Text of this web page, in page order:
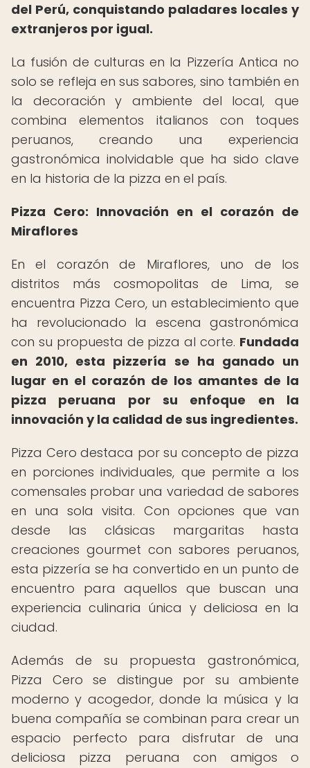
del Perú, conquistando paladares locales y
extranjeros por igual.
La fusión de culturas en la Pizzería Antica no
solo se refleja en sus sabores, sino también en
la decoración y ambiente del local, que
combina elementos italianos con toques
peruanos, creando una experiencia
gastronómica inolvidable que ha sido clave
en la historia de la pizza en el país.
Pizza Cero: Innovación en el corazón de
Miraflores
En el corazón de Miraflores, uno de los
distritos más cosmopolitas de Lima, se
encuentra Pizza Cero, un establecimiento que
ha revolucionado la escena gastronómica
con su propuesta de pizza al corte. Fundada
en 2010, esta pizzería se ha ganado un
lugar en el corazón de los amantes de la
pizza peruana por su enfoque en la
innovación y la calidad de sus ingredientes.
Pizza Cero destaca por su concepto de pizza
en porciones individuales, que permite a los
comensales probar una variedad de sabores
en una sola visita. Con opciones que van
desde las clásicas margaritas hasta
creaciones gourmet con sabores peruanos,
esta pizzería se ha convertido en un punto de
encuentro para aquellos que buscan una
experiencia culinaria única y deliciosa en la
ciudad.
Además de su propuesta gastronómica,
Pizza Cero se distingue por su ambiente
moderno y acogedor, donde la música y la
buena compañía se combinan para crear un
espacio perfecto para disfrutar de una
deliciosa pizza peruana con amigos o